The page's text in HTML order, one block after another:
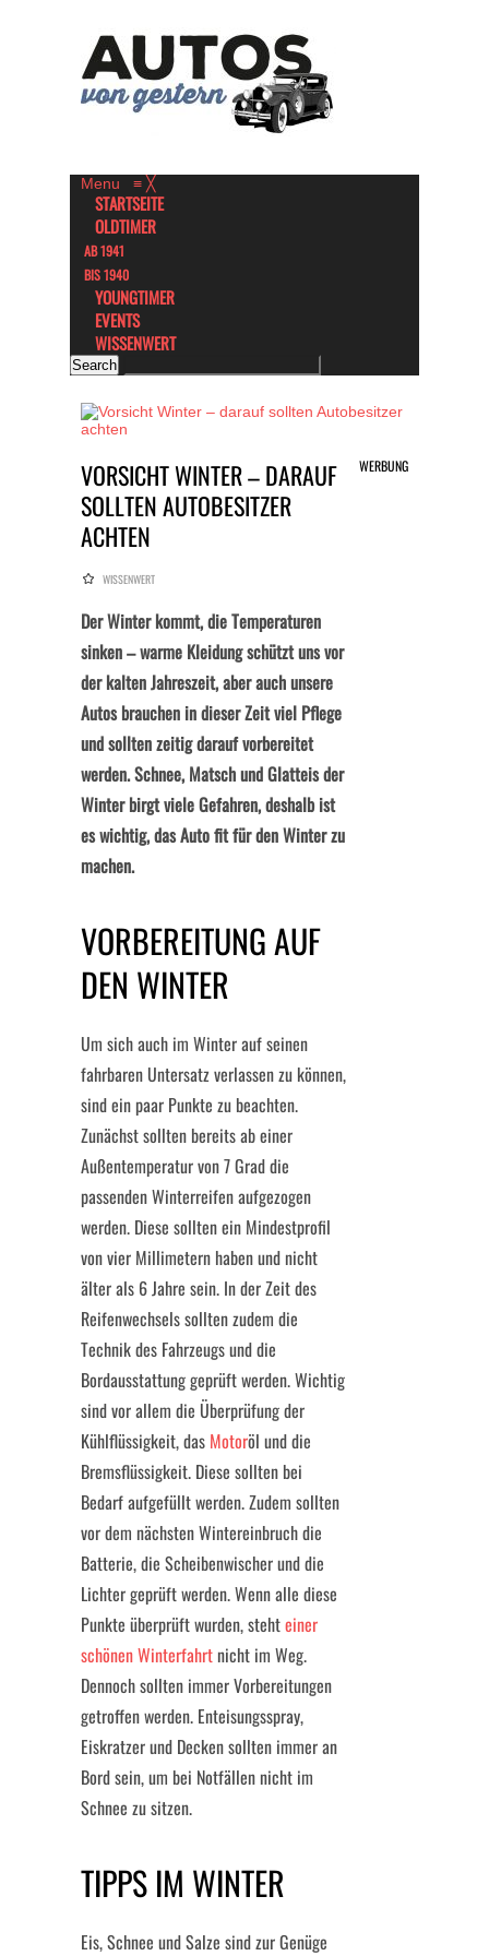
Menu ≡ ╳
STARTSEITE
OLDTIMER
AB 1941
BIS 1940
YOUNGTIMER
EVENTS
WISSENWERT
VORSICHT WINTER – DARAUF
SOLLTEN AUTOBESITZER
ACHTEN
WERBUNG
WISSENWERT
Der Winter kommt, die Temperaturen
sinken – warme Kleidung schützt uns vor
der kalten Jahreszeit, aber auch unsere
Autos brauchen in dieser Zeit viel Pflege
und sollten zeitig darauf vorbereitet
werden. Schnee, Matsch und Glatteis der
Winter birgt viele Gefahren, deshalb ist
es wichtig, das Auto fit für den Winter zu
machen.
VORBEREITUNG AUF
DEN WINTER
Um sich auch im Winter auf seinen
fahrbaren Untersatz verlassen zu können,
sind ein paar Punkte zu beachten.
Zunächst sollten bereits ab einer
Außentemperatur von 7 Grad die
passenden Winterreifen aufgezogen
werden. Diese sollten ein Mindestprofil
von vier Millimetern haben und nicht
älter als 6 Jahre sein. In der Zeit des
Reifenwechsels sollten zudem die
Technik des Fahrzeugs und die
Bordausstattung geprüft werden. Wichtig
sind vor allem die Überprüfung der
Kühlflüssigkeit, das Motoröl und die
Bremsflüssigkeit. Diese sollten bei
Bedarf aufgefüllt werden. Zudem sollten
vor dem nächsten Wintereinbruch die
Batterie, die Scheibenwischer und die
Lichter geprüft werden. Wenn alle diese
Punkte überprüft wurden, stehteiner
schönen Winterfahrtnicht im Weg.
Dennoch sollten immer Vorbereitungen
getroffen werden. Enteisungsspray,
Eiskratzer und Decken sollten immer an
Bord sein, um bei Notfällen nicht im
Schnee zu sitzen.
TIPPS IM WINTER
Eis, Schnee und Salze sind zur Genüge